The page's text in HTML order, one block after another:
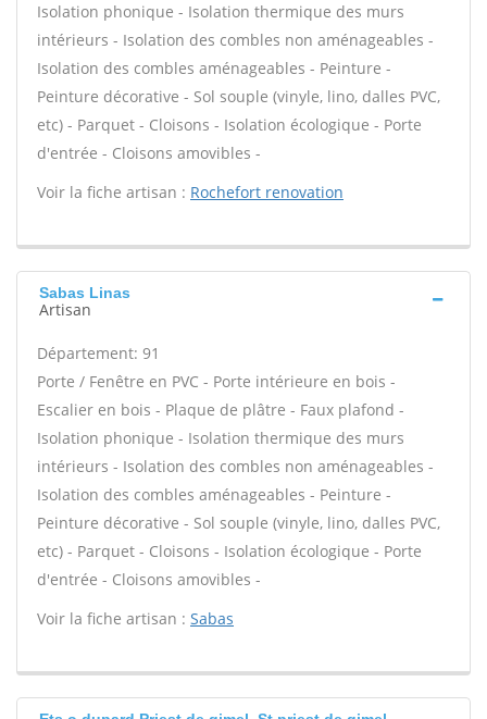
Isolation phonique - Isolation thermique des murs
intérieurs - Isolation des combles non aménageables -
Isolation des combles aménageables - Peinture -
Peinture décorative - Sol souple (vinyle, lino, dalles PVC,
etc) - Parquet - Cloisons - Isolation écologique - Porte
d'entrée - Cloisons amovibles -
Voir la fiche artisan : Rochefort renovation
Sabas Linas
Artisan
Département: 91
Porte / Fenêtre en PVC - Porte intérieure en bois -
Escalier en bois - Plaque de plâtre - Faux plafond -
Isolation phonique - Isolation thermique des murs
intérieurs - Isolation des combles non aménageables -
Isolation des combles aménageables - Peinture -
Peinture décorative - Sol souple (vinyle, lino, dalles PVC,
etc) - Parquet - Cloisons - Isolation écologique - Porte
d'entrée - Cloisons amovibles -
Voir la fiche artisan : Sabas